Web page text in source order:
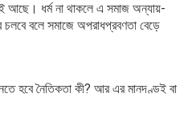
আছে। ধর্ম না থাকলে এ সমাজ অন্যায়-
বলে সমাজে অপরাধপ্রবণতা বেড়ে
হবে নৈতিকতা কী? আর এর মানদণ্ডই বা